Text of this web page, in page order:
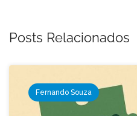
Posts Relacionados
Fernando Souza